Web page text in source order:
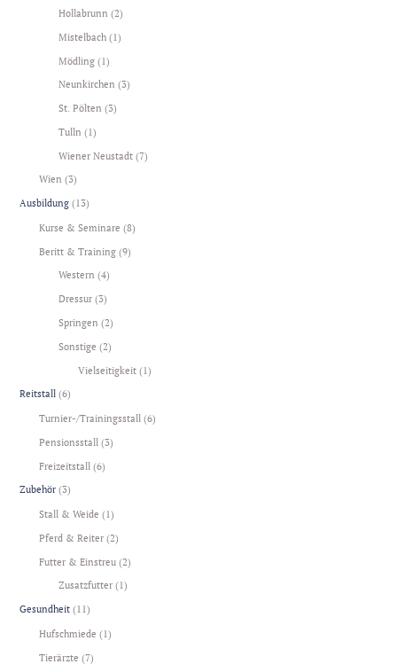
Hollabrunn (2)
Mistelbach (1)
Mödling (1)
Neunkirchen (3)
St. Pölten (3)
Tulln (1)
Wiener Neustadt (7)
Wien (3)
Ausbildung (13)
Kurse & Seminare (8)
Beritt & Training (9)
Western (4)
Dressur (3)
Springen (2)
Sonstige (2)
Vielseitigkeit(1)
Reitstall (6)
Turnier-/Trainingsstall (6)
Pensionsstall (3)
Freizeitstall (6)
Zubehör (3)
Stall & Weide (1)
Pferd & Reiter (2)
Futter & Einstreu (2)
Zusatzfutter (1)
Gesundheit (11)
Hufschmiede (1)
Tierärzte (7)